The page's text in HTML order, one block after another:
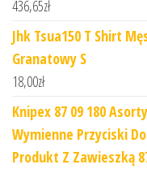
436,65zł
Jhk Tsua150 T Shirt
Granatowy S
18,00zł
Knipex 87 09 180
Wymienne Przyciski
Produkt Z Zawieszką